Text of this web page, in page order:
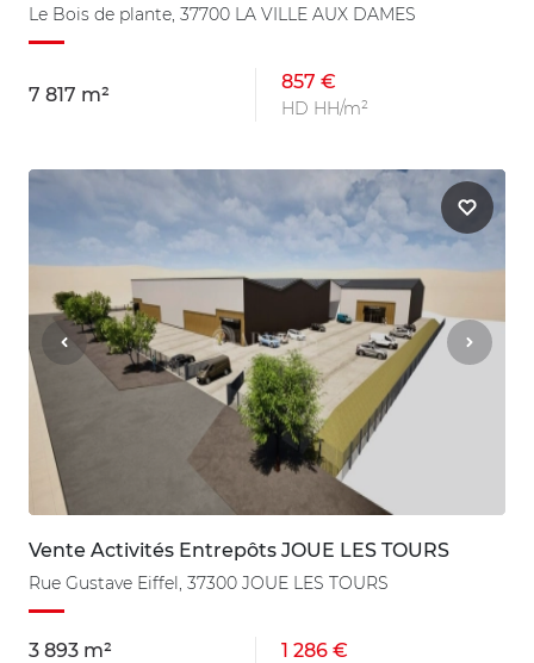
Le Bois de plante, 37700 LA VILLE AUX DAMES
7 817 m²
857 €
HD HH/m²
Vente Activités Entrepôts JOUE LES TOURS
Rue Gustave Eiffel, 37300 JOUE LES TOURS
3 893 m² 1 286 €